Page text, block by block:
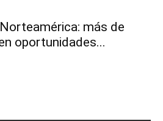
más de
oportunidades...